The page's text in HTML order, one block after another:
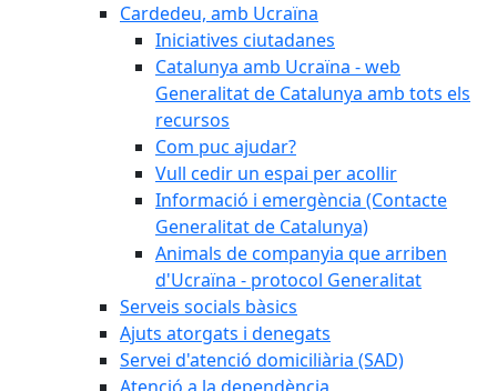
Cardedeu, amb Ucraïna
Iniciatives ciutadanes
Catalunya amb Ucraïna - web
Generalitat de Catalunya amb tots els
recursos
Com puc ajudar?
Vull cedir un espai per acollir
Informació i emergència (Contacte
Generalitat de Catalunya)
Animals de companyia que arriben
d'Ucraïna - protocol Generalitat
Serveis socials bàsics
Ajuts atorgats i denegats
Servei d'atenció domiciliària (SAD)